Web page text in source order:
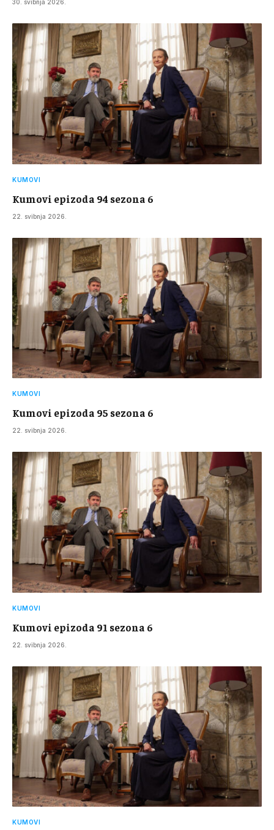
30. svibnja 2026.
KUMOVI
Kumovi epizoda 94 sezona 6
22. svibnja 2026.
KUMOVI
Kumovi epizoda 95 sezona 6
22. svibnja 2026.
KUMOVI
Kumovi epizoda 91 sezona 6
22. svibnja 2026.
KUMOVI